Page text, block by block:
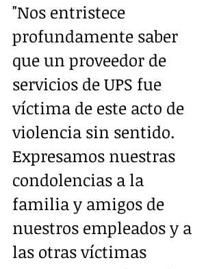
"Nos entristece
profundamente saber
que un proveedor de
servicios de UPS fue
víctima de este acto de
violencia sin sentido.
Expresamos nuestras
condolencias a la
familia y amigos de
nuestros empleados y a
las otras víctimas